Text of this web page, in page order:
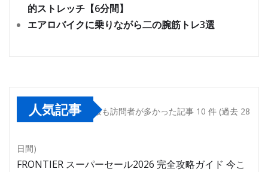
的ストレッチ【6分間】
エアロバイクに乗りながら二の腕筋トレ3選
人気記事 最も訪問者が多かった記事 10 件 (過去 28
日間)
FRONTIER スーパーセール2026 完全攻略ガイド 今こ